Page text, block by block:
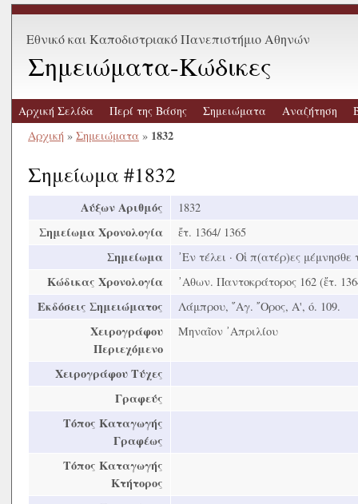
Εθνικό και Καποδιστριακό Πανεπιστήμιο Αθηνών
Σημειώματα-Κώδικες
Αρχική Σελίδα Περί της Βάσης Σημειώματα Αναζήτηση
Αρχική » Σημειώματα » 1832
Σημείωμα #1832
Αύξων Αριθμός 1832
Σημείωμα Χρονολογία ἔτ. 1364/ 1365
Σημείωμα ᾿Εν τέλει · Οἱ π(ατέρ)ες
Κώδικας Χρονολογία ᾿Αθων. Παντοκράτορος 162 (ἔτ.
Εκδόσεις Σημειώματος Λάμπρου, ῞Αγ. ῎Ορος, Α', ó. 109.
Χειρογράφου
Περιεχόμενο
Μηναῖον ᾿Απριλίου
Χειρογράφου Τύχες
Γραφεύς
Τόπος Καταγωγής
Γραφέως
Τόπος Καταγωγής
Κτήτορος